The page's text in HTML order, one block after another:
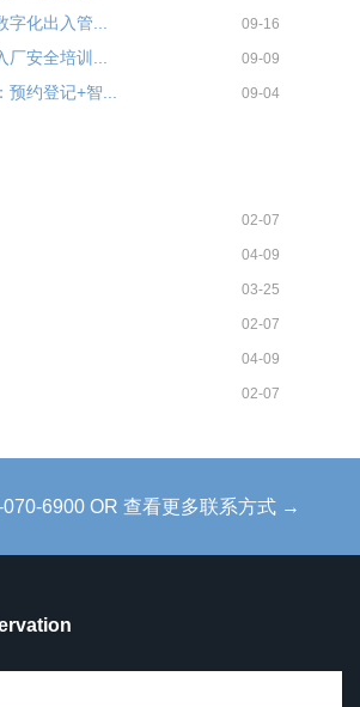
化出入管... 09-16
安全培训... 09-09
约登记+智... 09-04
02-07
04-09
03-25
02-07
04-09
02-07
6900 OR 查看更多联系方式 →